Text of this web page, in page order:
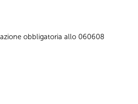
obbligatoria allo 060608